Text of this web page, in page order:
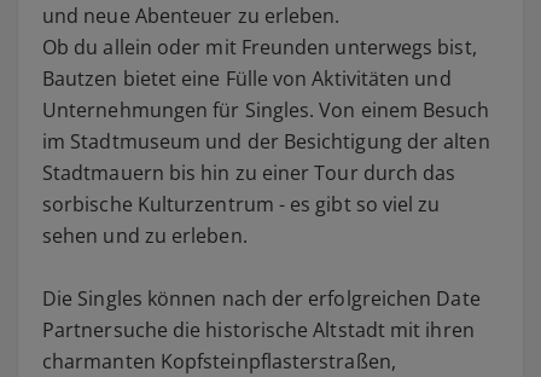
und neue Abenteuer zu erleben.
Ob du allein oder mit Freunden unterwegs bist,
Bautzen bietet eine Fülle von Aktivitäten und
Unternehmungen für Singles. Von einem Besuch
im Stadtmuseum und der Besichtigung der alten
Stadtmauern bis hin zu einer Tour durch das
sorbische Kulturzentrum - es gibt so viel zu
sehen und zu erleben.
Die Singles können nach der erfolgreichen Date
Partnersuche die historische Altstadt mit ihren
charmanten Kopfsteinpflasterstraßen,